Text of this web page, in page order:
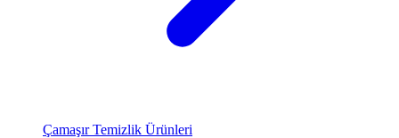
Çamaşır Temizlik Ürünleri